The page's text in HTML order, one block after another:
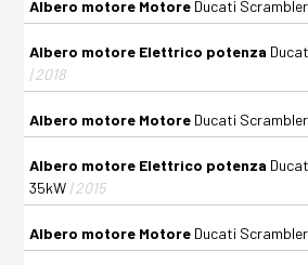
Albero motore Motore Ducati
Albero motore Elettrico potenza
| 2018
Albero motore Motore Ducati
Albero motore Elettrico potenza
35kW | 2015
Albero motore Motore Ducati